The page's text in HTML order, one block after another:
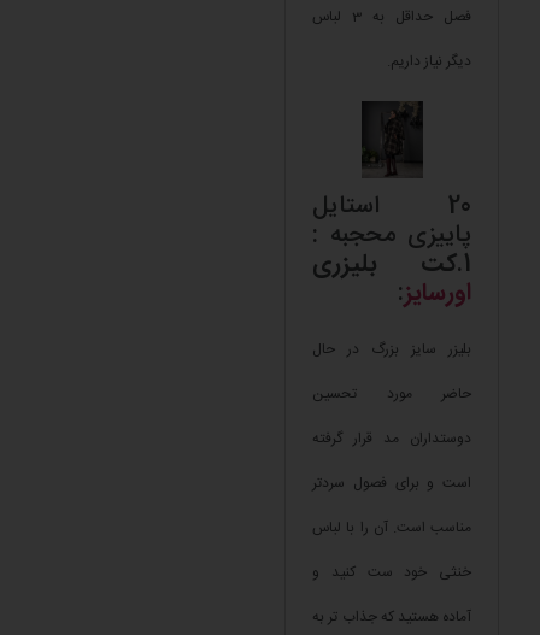
فصل حداقل به 3 لباس
دیگر نیاز داریم.
20 استایل
پاییزی محجبه :
1. کت بلیزری
اورسایز:
بلیزر سایز بزرگ در حال
حاضر مورد تحسین
دوستداران مد قرار گرفته
است و برای فصول سردتر
مناسب است. آن را با لباس
خنثی خود ست کنید و
آماده هستید که جذاب تر به